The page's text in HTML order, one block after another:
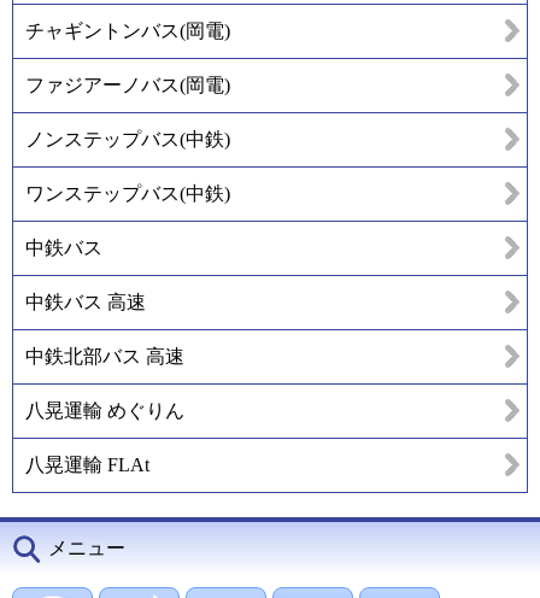
チャギントンバス(岡電)
ファジアーノバス(岡電)
ノンステップバス(中鉄)
ワンステップバス(中鉄)
中鉄バス
中鉄バス 高速
中鉄北部バス 高速
八晃運輸 めぐりん
八晃運輸 FLAt
メニュー